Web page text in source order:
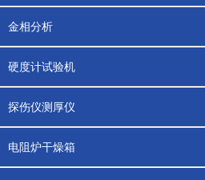
金相分析
硬度计试验机
探伤仪测厚仪
电阻炉干燥箱